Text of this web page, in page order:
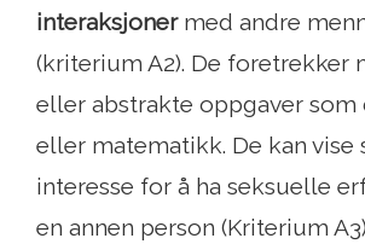
interaksjonermed andre
(kriterium A2). De foretrekker
eller abstrakte oppgaver som
eller matematikk. De kan
interesse for å ha seksuelle
en annen person (Kriterium